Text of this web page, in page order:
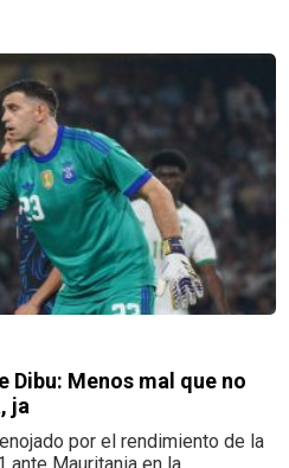
Menos mal que no
ja
por el rendimiento de la